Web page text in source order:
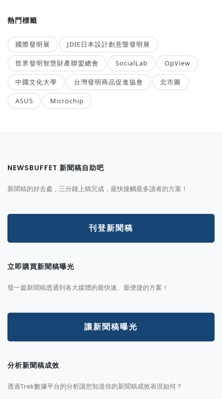
熱門標籤
國際發明展 JDIE日本設計創意暨發明展
世界發明智慧財產聯盟總會 SocialLab OpView
中國文化大學 台灣發明商品促進協會 北市圖
ASUS Microchip
NEWSBUFFET 新聞稿自助吧
新聞稿的好去處，三分鐘上稿完成，最快接觸最多讀者的方案！
刊登新聞稿
立即購買新聞稿曝光
發一篇新聞稿透通到各大媒體的最快速、最便捷的方案！
讓新聞稿曝光
分析新聞稿成效
透過Trek數據平台的分析讓您知道你的新聞稿成效表現如何？